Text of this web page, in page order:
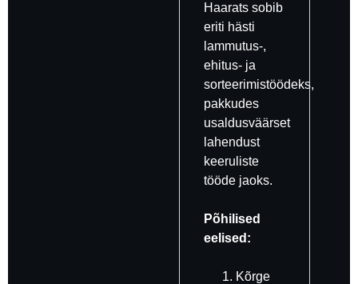
Haarats sobib
eriti hästi
lammutus-,
ehitus- ja
sorteerimistöödeks,
pakkudes
usaldusväärset
lahendust
keeruliste
tööde jaoks.
Põhilised
eelised:
Kõrge